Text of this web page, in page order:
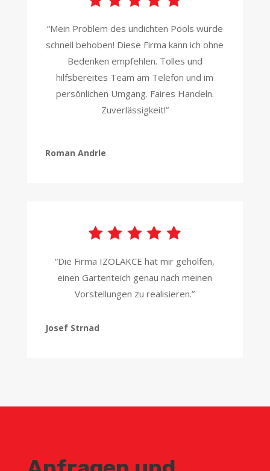
“Mein Problem des undichten Pools wurde
schnell behoben! Diese Firma kann ich ohne
Bedenken empfehlen. Tolles und
hilfsbereites Team am Telefon und im
persönlichen Umgang. Faires Handeln.
Zuverlässigkeit!”
Roman Andrle
“Die Firma IZOLAKCE hat mir geholfen,
einen Gartenteich genau nach meinen
Vorstellungen zu realisieren.”
Josef Strnad